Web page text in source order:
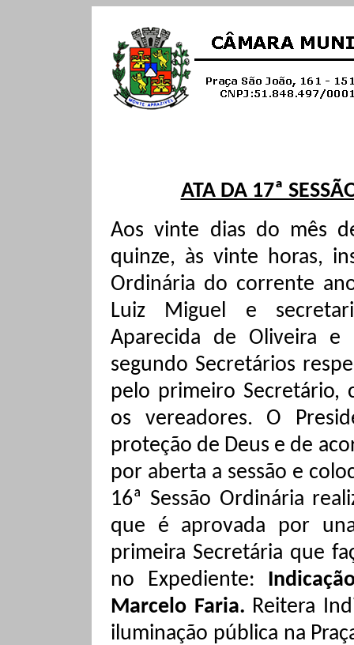
ATA DA 17ª
Aos vinte dias do mês
quinze, às vinte horas,
Ordinária do corrente
Luiz Miguel e
Aparecida de Oliveira
segundo Secretários
pelo primeiro Secretário,
os vereadores. O
proteção de Deus e de
por aberta a sessão e
16ª Sessão Ordinária
que é aprovada por
primeira Secretária que
no Expediente:
Marcelo Faria. Reitera
iluminação pública na